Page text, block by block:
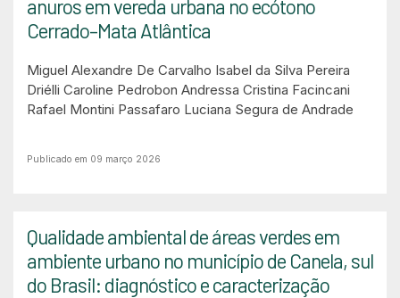
anuros em vereda urbana no ecótono
Cerrado–Mata Atlântica
Miguel Alexandre De Carvalho Isabel da Silva Pereira
Driélli Caroline Pedrobon Andressa Cristina Facincani
Rafael Montini Passafaro Luciana Segura de Andrade
Publicado em 09 março 2026
Qualidade ambiental de áreas verdes em
ambiente urbano no município de Canela, sul
do Brasil: diagnóstico e caracterização